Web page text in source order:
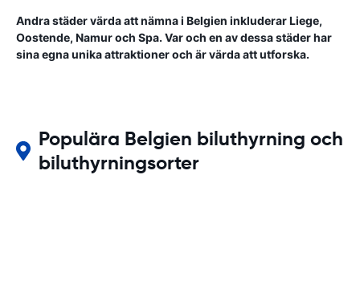
Andra städer värda att nämna i Belgien inkluderar Liege,
Oostende, Namur och Spa. Var och en av dessa städer har
sina egna unika attraktioner och är värda att utforska.
Populära Belgien biluthyrning och
biluthyrningsorter